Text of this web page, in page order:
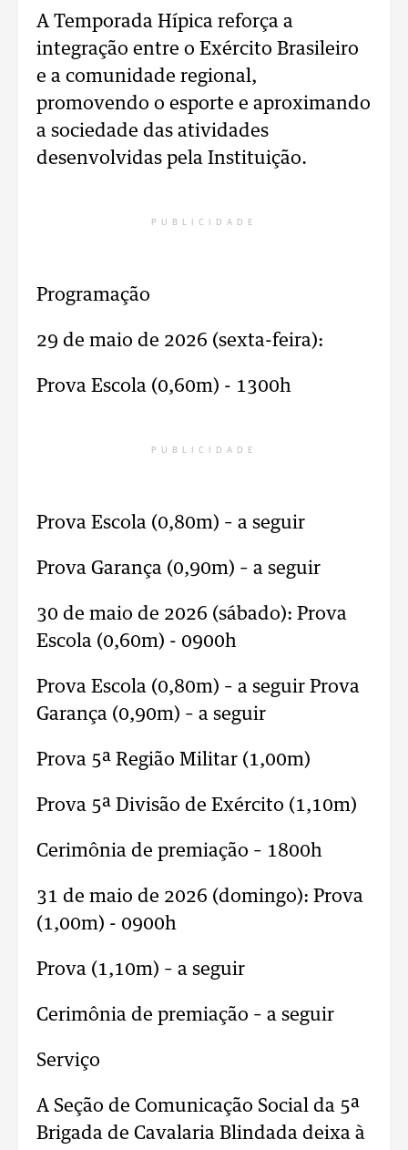
A Temporada Hípica reforça a
integração entre o Exército Brasileiro
e a comunidade regional,
promovendo o esporte e aproximando
a sociedade das atividades
desenvolvidas pela Instituição.
PUBLICIDADE
Programação
29 de maio de 2026 (sexta-feira):
Prova Escola (0,60m) - 1300h
PUBLICIDADE
Prova Escola (0,80m) – a seguir
Prova Garança (0,90m) – a seguir
30 de maio de 2026 (sábado): Prova
Escola (0,60m) - 0900h
Prova Escola (0,80m) – a seguir Prova
Garança (0,90m) – a seguir
Prova 5ª Região Militar (1,00m)
Prova 5ª Divisão de Exército (1,10m)
Cerimônia de premiação – 1800h
31 de maio de 2026 (domingo): Prova
(1,00m) - 0900h
Prova (1,10m) – a seguir
Cerimônia de premiação – a seguir
Serviço
A Seção de Comunicação Social da 5ª
Brigada de Cavalaria Blindada deixa à